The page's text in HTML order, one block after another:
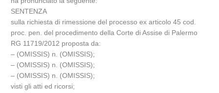
SENTENZA
sulla richiesta di rimessione del processo ex articolo 45 cod.
proc. pen. del procedimento della Corte di Assise di Palermo
RG 11719/2012 proposta da:
– (OMISSIS) n. (OMISSIS);
– (OMISSIS) n. (OMISSIS);
– (OMISSIS) n. (OMISSIS);
visti gli atti ed ricorsi;